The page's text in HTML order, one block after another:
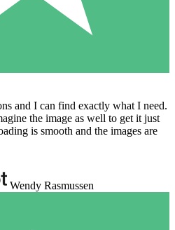
and I can find exactly what I need.
the image as well to get it just
is smooth and the images are
Wendy Rasmussen